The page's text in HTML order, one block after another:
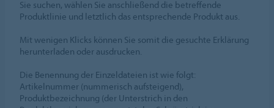
Sie suchen, wählen Sie anschließend die betreffende
Produktlinie und letztlich das entsprechende Produkt aus.
Mit wenigen Klicks können Sie somit die gesuchte Erklärung
herunterladen oder ausdrucken.
Die Benennung der Einzeldateien ist wie folgt:
Artikelnummer (nummerisch aufsteigend),
Produktbezeichnung (der Unterstrich in den